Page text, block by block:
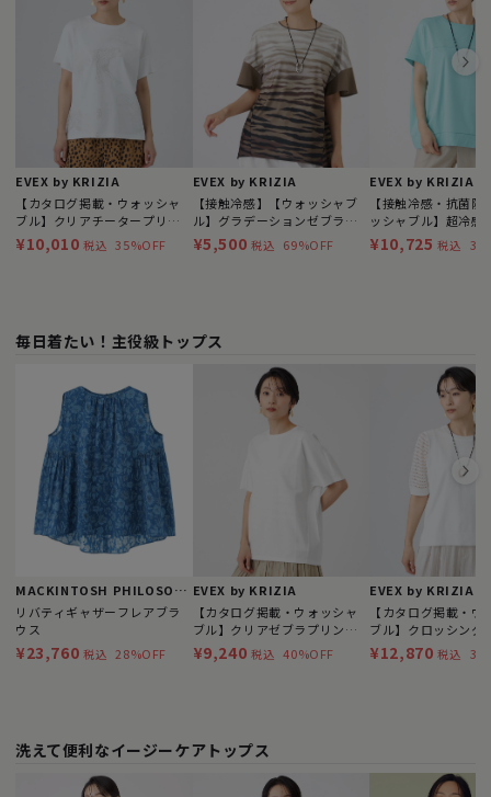
EVEX by KRIZIA
【カタログ掲載・ウォッシャ
ブル】クリアチータープリン
トカットソー
¥10,010 税込 35%OFF
EVEX by KRIZIA
【接触冷感】【ウォッシャブ
ル】グラデーションゼブラカ
ットソー
¥5,500 税込 69%OFF
EVEX by KRIZIA
【接触冷感・抗菌防
ッシャブル】超冷感
ホットフィットカッ
¥10,725 税込
毎日着たい！主役級トップス
MACKINTOSH PHILOSOPHY
リバティギャザーフレアブラ
ウス
¥23,760 税込 28%OFF
EVEX by KRIZIA
【カタログ掲載・ウォッシャ
ブル】クリアゼブラプリント
カットソー
¥9,240 税込 40%OFF
EVEX by KRIZIA
【カタログ掲載・ウ
ブル】クロッシング
ニットプルオーバー
¥12,870 税込
洗えて便利なイージーケアトップス